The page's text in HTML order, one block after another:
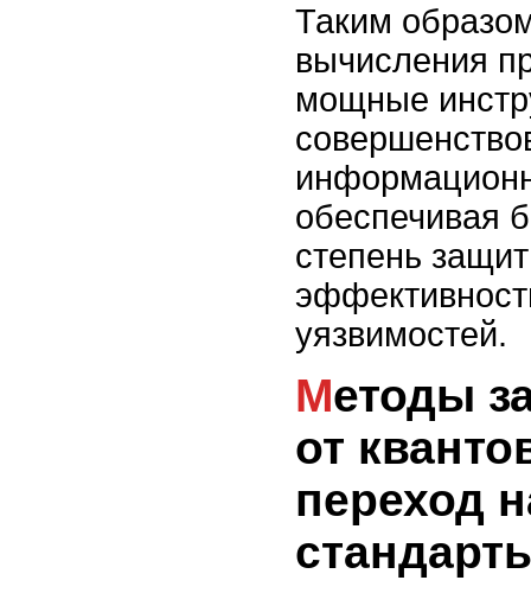
Таким
вычисления
мощные
обеспечивая
степень
уязвимостей.
Методы защиты данных
от
переход